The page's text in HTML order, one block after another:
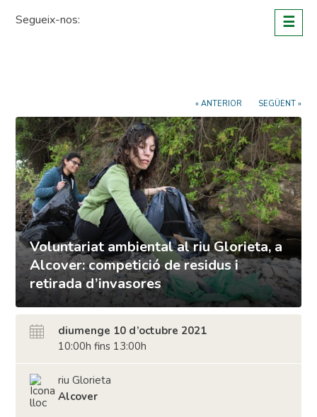
Segueix-nos: ☰
« ANTERIOR SEGÜENT »
Voluntariat ambiental al riu Glorieta, a
Alcover: competició de residus i
retirada d’invasores
diumenge 10 d’octubre 2021
10:00h fins 13:00h
riu Glorieta
Alcover